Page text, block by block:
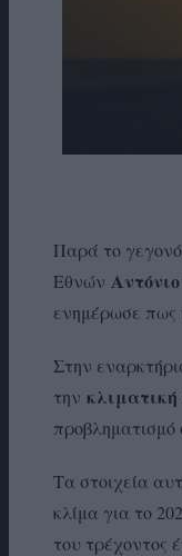
Παρά το
Εθνών
ενημέρωσε πως
Στην
την
προβληματισμό
Τα στοιχεία
κλίμα για το
του τρέχοντος